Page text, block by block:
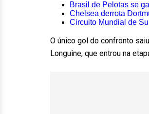
Brasil de Pelotas se
Chelsea derrota
Circuito Mundial de
O único gol do confronto
Longuine, que entrou na